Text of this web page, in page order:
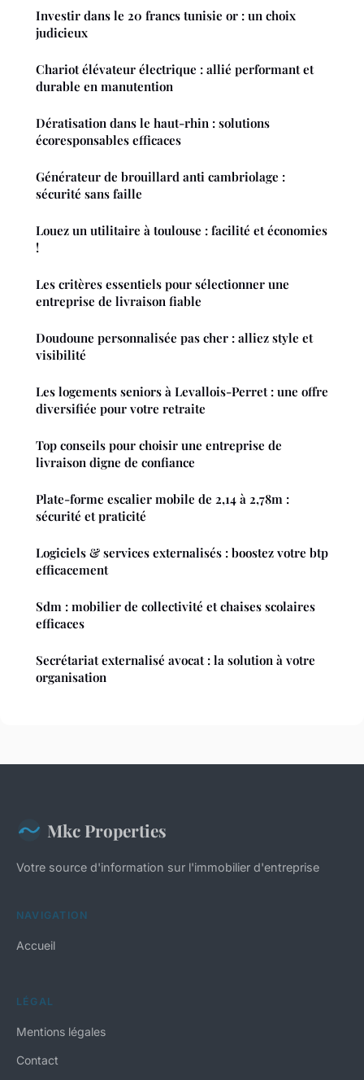
Investir dans le 20 francs tunisie or : un choix
judicieux
Chariot élévateur électrique : allié performant et
durable en manutention
Dératisation dans le haut-rhin : solutions
écoresponsables efficaces
Générateur de brouillard anti cambriolage :
sécurité sans faille
Louez un utilitaire à toulouse : facilité et économies
!
Les critères essentiels pour sélectionner une
entreprise de livraison fiable
Doudoune personnalisée pas cher : alliez style et
visibilité
Les logements seniors à Levallois-Perret : une offre
diversifiée pour votre retraite
Top conseils pour choisir une entreprise de
livraison digne de confiance
Plate-forme escalier mobile de 2,14 à 2,78m :
sécurité et praticité
Logiciels & services externalisés : boostez votre btp
efficacement
Sdm : mobilier de collectivité et chaises scolaires
efficaces
Secrétariat externalisé avocat : la solution à votre
organisation
Mkc Properties
Votre source d'information sur l'immobilier d'entreprise
NAVIGATION
Accueil
LÉGAL
Mentions légales
Contact